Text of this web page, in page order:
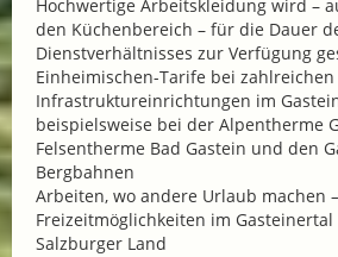
Hochwertige Arbeitskleidung wird –
den Küchenbereich – für die Dauer
Dienstverhältnisses zur Verfügung
Einheimischen-Tarife bei
Infrastruktureinrichtungen im
beispielsweise bei der Alpentherme
Felsentherme Bad Gastein und den
Bergbahnen
Arbeiten, wo andere Urlaub machen
Freizeitmöglichkeiten im
Salzburger Land